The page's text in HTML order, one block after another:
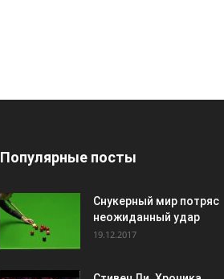
Популярные посты
Снукерный мир потряс
неожиданный удар
19.12.2017